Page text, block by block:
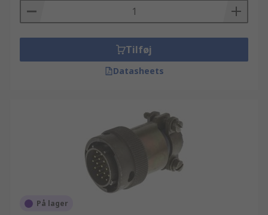
Tilføj
Datasheets
På lager